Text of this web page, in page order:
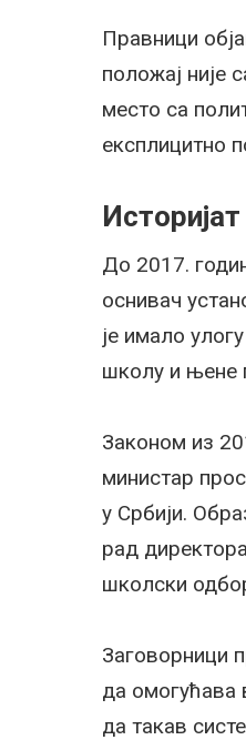
Правници
положај није
место са
експлицитно
До 2017.
оснивач
је имало
школу и њене
Законом из
министар
у Србији.
рад
школски
Заговорници
да омогућава
да такав